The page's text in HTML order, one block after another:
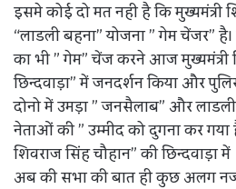
इसमे कोई दो मत नही है कि मुख्यमंत्री
“लाडली बहना” योजना ” गेम चेंजर”
का भी ” गेम” चेंज करने आज मुख्यमंत्री
छिन्दवाड़ा” में जनदर्शन किया और
दोनो में उमड़ा ” जनसैलाब” और
नेताओं की ” उम्मीद को दुगना कर गया
शिवराज सिंह चौहान” की
अब की सभा की बात ही कुछ अलग